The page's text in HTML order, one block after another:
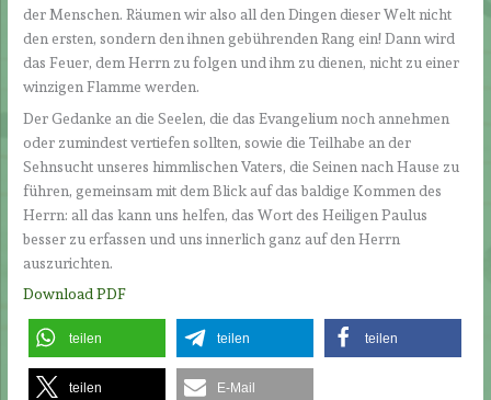
der Menschen. Räumen wir also all den Dingen dieser Welt nicht
den ersten, sondern den ihnen gebührenden Rang ein! Dann wird
das Feuer, dem Herrn zu folgen und ihm zu dienen, nicht zu einer
winzigen Flamme werden.
Der Gedanke an die Seelen, die das Evangelium noch annehmen
oder zumindest vertiefen sollten, sowie die Teilhabe an der
Sehnsucht unseres himmlischen Vaters, die Seinen nach Hause zu
führen, gemeinsam mit dem Blick auf das baldige Kommen des
Herrn: all das kann uns helfen, das Wort des Heiligen Paulus
besser zu erfassen und uns innerlich ganz auf den Herrn
auszurichten.
Download PDF
teilen teilen teilen
teilen E-Mail